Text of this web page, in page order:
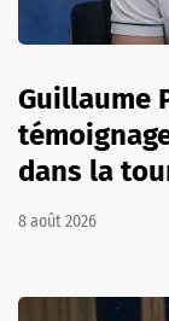
Guillaume
dans la
8 août 2026